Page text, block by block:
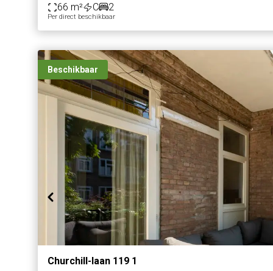
66 m²
C 2
Per direct beschikbaar
Beschikbaar
Churchill-laan 119 1